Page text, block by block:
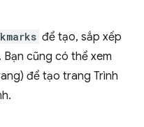
để tạo, sắp xếp
cũng có thể xem
để tạo trang Trình